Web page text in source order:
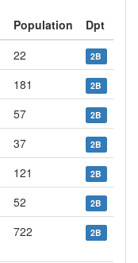
Population
Dpt
22 2B
181 2B
57 2B
37 2B
121 2B
52 2B
722 2B